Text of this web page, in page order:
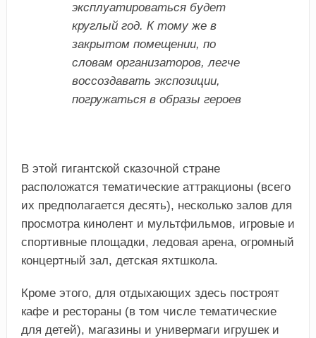
эксплуатироваться будет
круглый год. К тому же в
закрытом помещении, по
словам организаторов, легче
воссоздавать экспозиции,
погружаться в образы героев
В этой гигантской сказочной стране
расположатся тематические аттракционы (всего
их предполагается десять), несколько залов для
просмотра кинолент и мультфильмов, игровые и
спортивные площадки, ледовая арена, огромный
концертный зал, детская яхтшкола.
Кроме этого, для отдыхающих здесь построят
кафе и рестораны (в том числе тематические
для детей), магазины и универмаги игрушек и